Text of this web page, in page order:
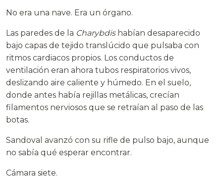
No era una nave. Era un órgano.
Las paredes de la Charybdishabían desaparecido
bajo capas de tejido translúcido que pulsaba con
ritmos cardiacos propios. Los conductos de
ventilación eran ahora tubos respiratorios vivos,
deslizando aire caliente y húmedo. En el suelo,
donde antes había rejillas metálicas, crecían
filamentos nerviosos que se retraían al paso de las
botas.
Sandoval avanzó con su rifle de pulso bajo, aunque
no sabía qué esperar encontrar.
Cámara siete.